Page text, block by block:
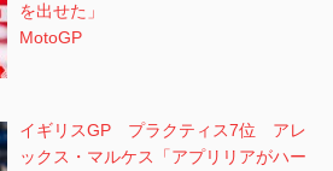
を出せた」
MotoGP
イギリスGP プラクティス7位 アレ
ックス・マルケス「アプリリアがハー